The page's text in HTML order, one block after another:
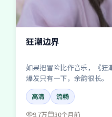
狂潮边界
如果把冒险比作音乐，《狂
爆发只有一下，余韵很长。
高清
流畅
9.7万
30个月前